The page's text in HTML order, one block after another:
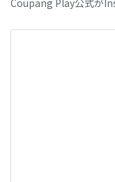
Coupang Play公式が